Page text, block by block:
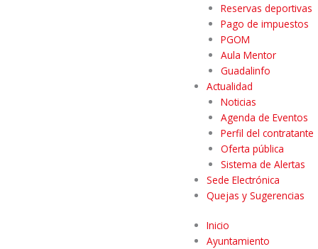
Reservas deportivas
Pago de impuestos
PGOM
Aula Mentor
Guadalinfo
Actualidad
Noticias
Agenda de Eventos
Perfil del contratante
Oferta pública
Sistema de Alertas
Sede Electrónica
Quejas y Sugerencias
Inicio
Ayuntamiento